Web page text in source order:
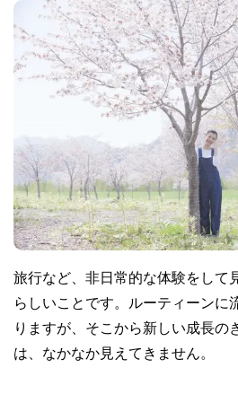
旅行など、非日常的な体験をして
らしいことです。ルーティーンに
りますが、そこから新しい成長の
は、なかなか見えてきません。